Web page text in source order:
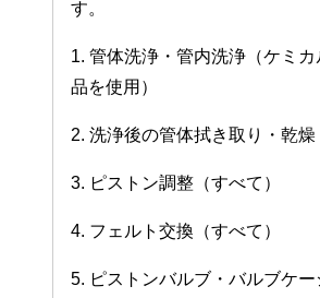
す。
1. 管体洗浄・管内洗浄（ケミ
品を使用）
2. 洗浄後の管体拭き取り・乾燥
3. ピストン調整（すべて）
4. フェルト交換（すべて）
5. ピストンバルブ・バルブケー